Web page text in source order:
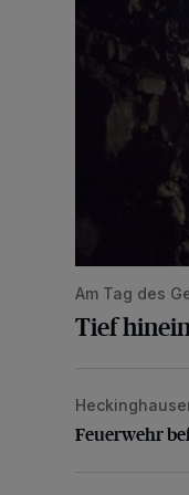
Am Tag des
Tief
Feuerwehr
Feuerwehr